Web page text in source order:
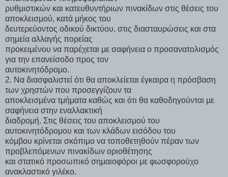
ρυθμιστικών και κατευθυντήριων πινακίδων στις θέσεις του
αποκλεισμού, κατά μήκος του
δευτερεύοντος οδικού δικτύου, στις διασταυρώσεις και στα
σημεία αλλαγής πορείας
προκειμένου να παρέχεται με σαφήνεια ο προσανατολισμός
για την επανείσοδο προς τον
αυτοκινητόδρομο.
2. Να διασφαλιστεί ότι θα αποκλείεται έγκαιρα η πρόσβαση
των χρηστών που προσεγγίζουν τα
αποκλεισμένα τμήματα καθώς και ότι θα καθοδηγούνται με
σαφήνεια στην εναλλακτική
διαδρομή. Στις θέσεις του αποκλεισμού του
αυτοκινητόδρομου και των κλάδων εισόδου του
κόμβου κρίνεται σκόπιμο να τοποθετηθούν πέραν των
προβλεπόμενων πινακίδων οριοθέτησης
και στατικό προσωπικό σημαιοφόροι με φωσφορούχο
ανακλαστικό γιλέκο.